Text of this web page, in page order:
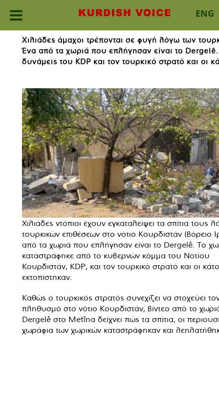
ENG
content
Χιλιάδες άμαχοι τρέπονται σε φυγή λόγω των
Ένα από τα χωριά που επλήγησαν είναι το
δυνάμεις του KDP και τον τουρκικό στρατό και οι
Χιλιάδες ντόπιοι έχουν εγκαταλείψει τα σπίτια τους
τουρκικών επιθέσεων στο νότιο Κουρδιστάν (βόρειο
από τα χωριά που επλήγησαν είναι το Dergelê. Το
καταστράφηκε από το κυβερνών κόμμα του Νοτίου
Κουρδιστάν, KDP, και τον τουρκικό στρατό και οι
εκτοπίστηκαν.
Καθώς ο τουρκικός στρατός συνεχίζει να στοχεύει
πληθυσμό στο νότιο Κουρδιστάν, βίντεο από το
Dergelê στο Metîna δείχνει πώς τα σπίτια, οι
χωράφια των χωρικών καταστράφηκαν και